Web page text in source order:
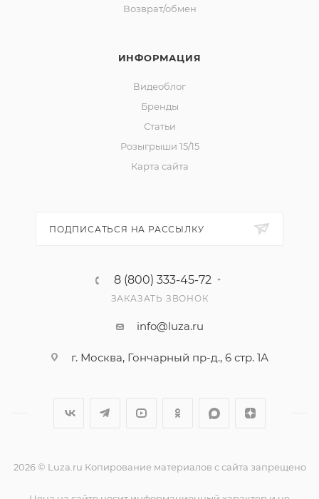
Возврат/обмен
ИНФОРМАЦИЯ
Видеоблог
Бренды
Статьи
Розыгрыши 15/15
Карта сайта
ПОДПИСАТЬСЯ НА РАССЫЛКУ
8 (800) 333-45-72
ЗАКАЗАТЬ ЗВОНОК
info@luza.ru
г. Москва, Гончарный пр-д., 6 стр. 1А
2026 © Luza.ru Копирование материалов с сайта запрещено